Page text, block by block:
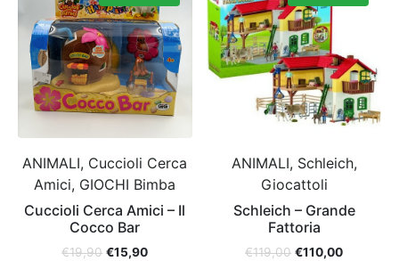
ANIMALI, Cuccioli Cerca
Amici, GIOCHI Bimba
Cuccioli Cerca Amici – Il
Cocco Bar
€19,90 €15,90
ANIMALI, Schleich,
Giocattoli
Schleich – Grande
Fattoria
€119,00 €110,00